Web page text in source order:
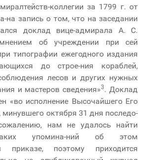
коллегии за 1799 г. от
на запись о том, что на заседании
доклад вице-адмирала А. С.
об учреждении при сей
типографии ежегодного издания
до строе-ния кораблей,
лесов и других нужных
и мастеров сведения»3. Доклад
«во исполнение Высочайшего Его
минувшего октября 31 дня последо-
нам не удалось найти
упомина-ний об этом
приказе, поэтому приходится